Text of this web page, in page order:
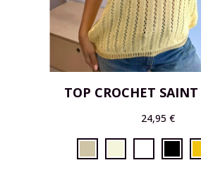
TOP CROCHET
24,95 €